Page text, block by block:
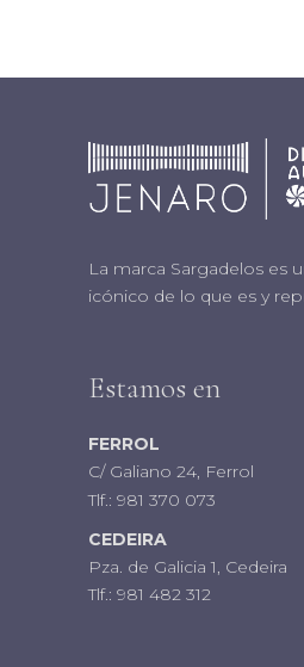
La marca Sargadelos es
icónico de lo que es y
Estamos en
FERROL
C/ Galiano 24, Ferrol
Tlf.: 981 370 073
CEDEIRA
Pza. de Galicia 1, Cedeira
Tlf.: 981 482 312